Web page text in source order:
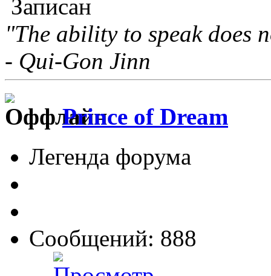
Записан
"The ability to speak does
- Qui-Gon Jinn
Prince of Dream
Легенда форума
Сообщений: 888